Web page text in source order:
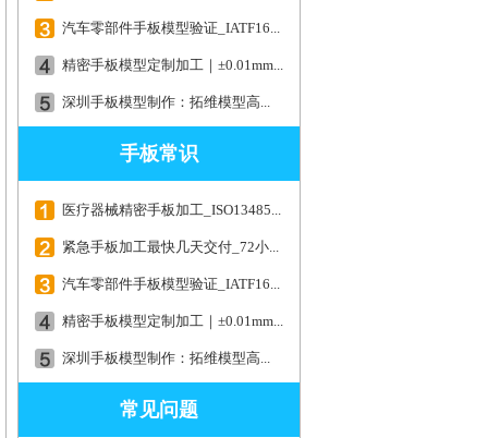
汽车零部件手板模型验证_IATF16...
精密手板模型定制加工｜±0.01mm...
深圳手板模型制作：拓维模型高...
手板常识
医疗器械精密手板加工_ISO13485...
紧急手板加工最快几天交付_72小...
汽车零部件手板模型验证_IATF16...
精密手板模型定制加工｜±0.01mm...
深圳手板模型制作：拓维模型高...
常见问题